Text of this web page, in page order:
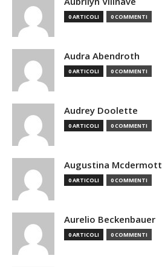
0 ARTICOLI 0 COMMENTI
Audra Abendroth
0 ARTICOLI 0 COMMENTI
Audrey Doolette
0 ARTICOLI 0 COMMENTI
Augustina Mcdermott
0 ARTICOLI 0 COMMENTI
Aurelio Beckenbauer
0 ARTICOLI 0 COMMENTI